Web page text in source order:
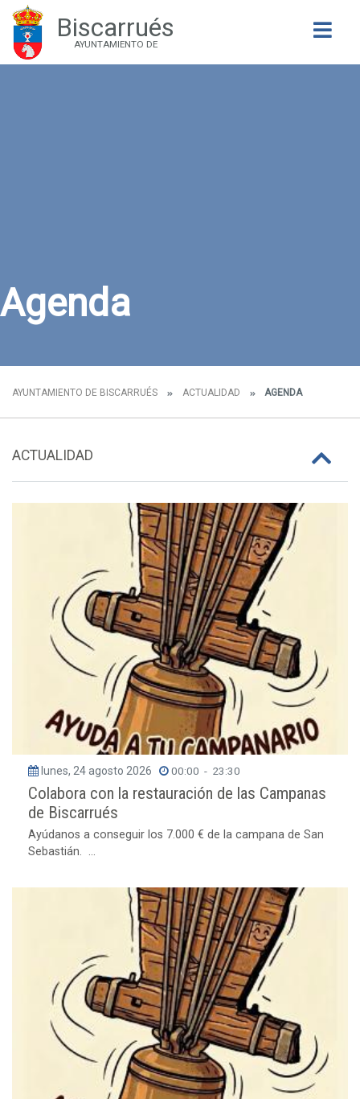
Biscarrués
AYUNTAMIENTO DE
Agenda
AYUNTAMIENTO DE BISCARRUÉS ACTUALIDAD AGENDA
ACTUALIDAD
lunes, 24 agosto 2026 00:00 - 23:30
Colabora con la restauración de las Campanas
de Biscarrués
Ayúdanos a conseguir los 7.000 € de la campana de San
Sebastián. ...